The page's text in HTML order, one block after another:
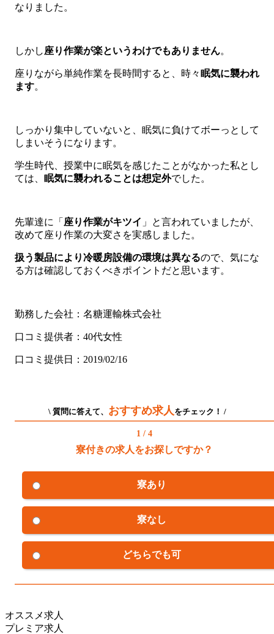
なりました。
しかし座り作業が楽というわけでもありません。
座りながら単純作業を長時間すると、時々眠気に襲われ
ます。
しっかり集中していないと、眠気に負けてボーっとして
しまいそうになります。
学生時代、授業中に眠気を感じたことがなかった私とし
ては、 眠気に襲われることは想定外でした。
先輩達に「 座り作業がキツイ 」と言われていましたが、
改めて座り作業の大変さを実感しました。
扱う製品により冷暖房設備の環境は異なるので、気にな
る方は確認しておくべきポイントだと思います。
勤務した会社：名糖運輸株式会社
口コミ提供者：40代女性
口コミ提供日：2019/02/16
\ 質問に答えて、 おすすめ求人 をチェック！ /
1 / 4
寮付きの求人をお探しですか？
寮あり
寮なし
どちらでも可
オススメ求人
プレミア求人